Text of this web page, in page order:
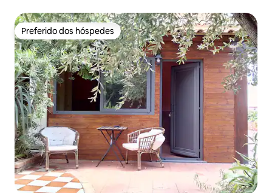
Preferido dos hóspedes
Preferido dos hóspedes